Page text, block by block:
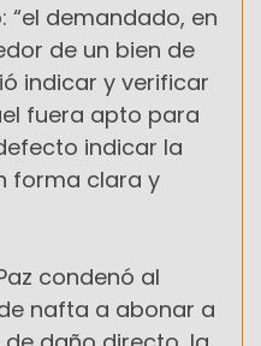
demandado, en
de un bien de
indicar y verificar
fuera apto para
indicar la
forma clara y
condenó al
nafta a abonar a